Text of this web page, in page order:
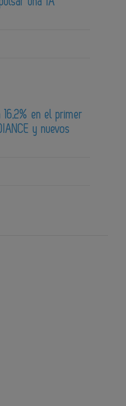
16,2% en el primer
y nuevos